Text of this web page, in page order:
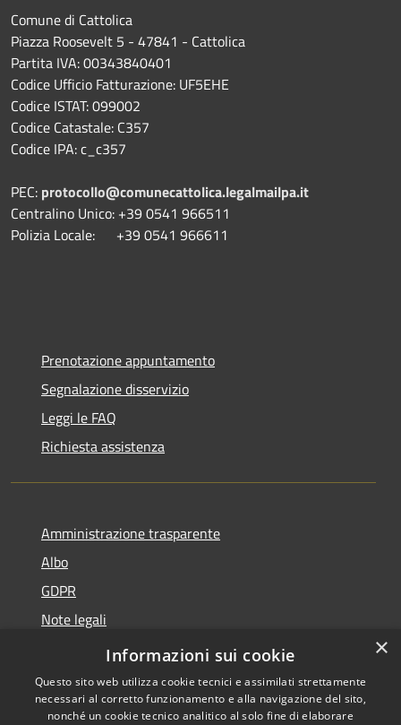
Comune di Cattolica
Piazza Roosevelt 5 - 47841 - Cattolica
Partita IVA: 00343840401
Codice Ufficio Fatturazione: UF5EHE
Codice ISTAT: 099002
Codice Catastale: C357
Codice IPA: c_c357
PEC: protocollo@comunecattolica.legalmailpa.it
Centralino Unico: +39 0541 966511
Polizia Locale: +39 0541 966611
Prenotazione appuntamento
Segnalazione disservizio
Leggi le FAQ
Richiesta assistenza
Amministrazione trasparente
Albo
GDPR
Note legali
Dichiarazione di accessibilità
×
Informazioni sui cookie
Questo sito web utilizza cookie tecnici e assimilati strettamente
necessari al corretto funzionamento e alla navigazione del sito,
nonché un cookie tecnico analitico al solo fine di elaborare